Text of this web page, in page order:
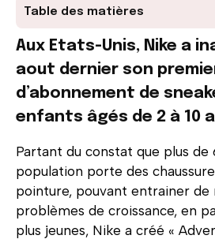
Table des matières
Aux Etats-Unis, Nike a
aout dernier son
d’abonnement de
enfants âgés de 2 à 10
Partant du constat que plus de
population porte des
pointure, pouvant entrainer de
problèmes de croissance, en
plus jeunes, Nike a créé «